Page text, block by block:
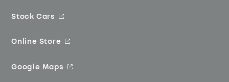
Stock Cars
Online Store
Google Maps